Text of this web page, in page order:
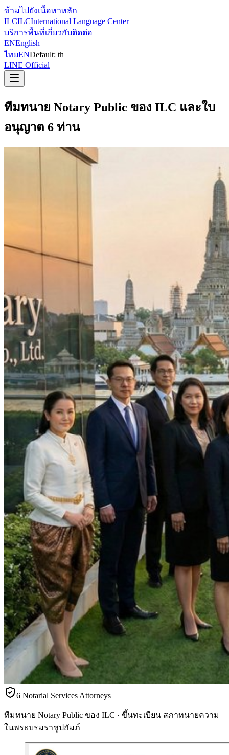
ข้ามไปยังเนื้อหาหลัก
ILCILCInternational Language Center
บริการพื้นที่เกี่ยวกับติดต่อ
ENEnglish
ไทยENDefault: th
LINE Official
ทีมทนาย Notary Public ของ ILC และใบ
อนุญาต 6 ท่าน
6 Notarial Services Attorneys
ทีมทนาย Notary Public ของ ILC · ขึ้นทะเบียน สภาทนายความ
ในพระบรมราชูปถัมภ์